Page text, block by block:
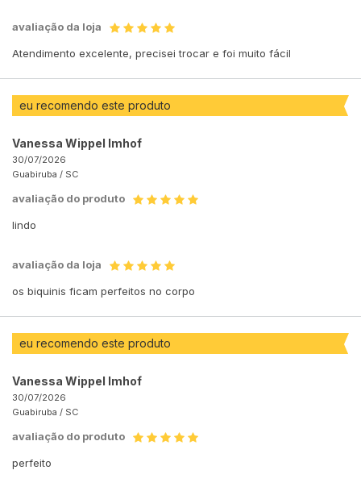
avaliação da loja
Atendimento excelente, precisei trocar e foi muito fácil
eu recomendo este produto
Vanessa Wippel Imhof
30/07/2026
Guabiruba / SC
avaliação do produto
lindo
avaliação da loja
os biquinis ficam perfeitos no corpo
eu recomendo este produto
Vanessa Wippel Imhof
30/07/2026
Guabiruba / SC
avaliação do produto
perfeito